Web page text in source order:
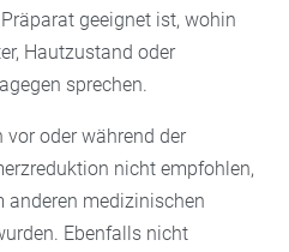
geeignet ist, wohin
Hautzustand oder
sprechen.
oder während der
nicht empfohlen,
anderen medizinischen
Ebenfalls nicht